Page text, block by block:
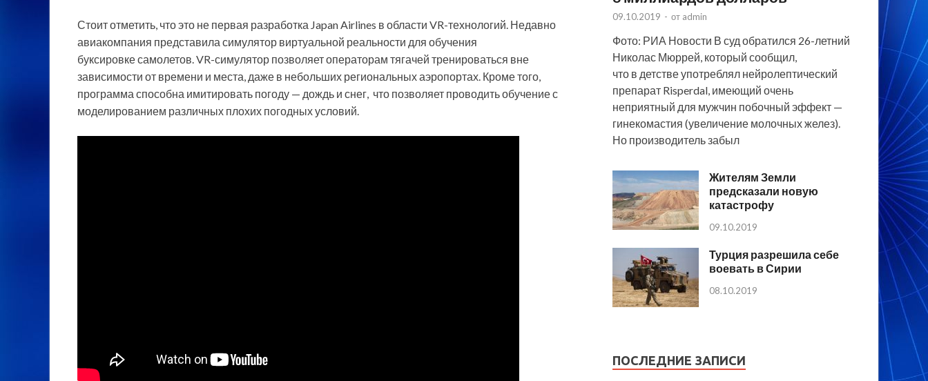
Стоит отметить, что это не первая разработка Japan Airlines в области VR-технологий. Недавно
авиакомпания представила симулятор виртуальной реальности для обучения
буксировке самолетов. VR-симулятор позволяет операторам тягачей тренироваться вне
зависимости от времени и места, даже в небольших региональных аэропортах. Кроме того,
программа способна имитировать погоду — дождь и снег, что позволяет проводить обучение с
моделированием различных плохих погодных условий.
09.10.2019 - от admin
Фото: РИА Новости В суд обратился 26-летний
Николас Мюррей, который сообщил,
что в детстве употреблял нейролептический
препарат Risperdal, имеющий очень
неприятный для мужчин побочный эффект —
гинекомастия (увеличение молочных желез).
Но производитель забыл
Жителям Земли
предсказали новую
катастрофу
09.10.2019
Турция разрешила себе
воевать в Сирии
08.10.2019
ПОСЛЕДНИЕ ЗАПИСИ